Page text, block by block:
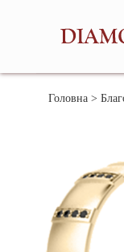
Головна >